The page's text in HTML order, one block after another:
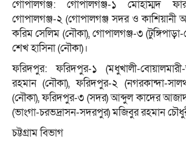
গোপালগঞ্জ: গোপালগঞ্জ-১ মোহাম্মদ
গোপালগঞ্জ-২ (গোপালগঞ্জ সদর ও
করিম সেলিম (নৌকা), গোপালগঞ্জ-৩
শেখ হাসিনা (নৌকা)।
ফরিদপুর: ফরিদপুর-১ (মধুখালী-
রহমান (নৌকা), ফরিদপুর-২ (নগরকান্দা-
(নৌকা), ফরিদপুর-৩ (সদর) আব্দুল কাদের
(ভাংগা-চরভদ্রাসন-সদরপুর) মজিবুর রহমান
চট্টগ্রাম বিভাগ